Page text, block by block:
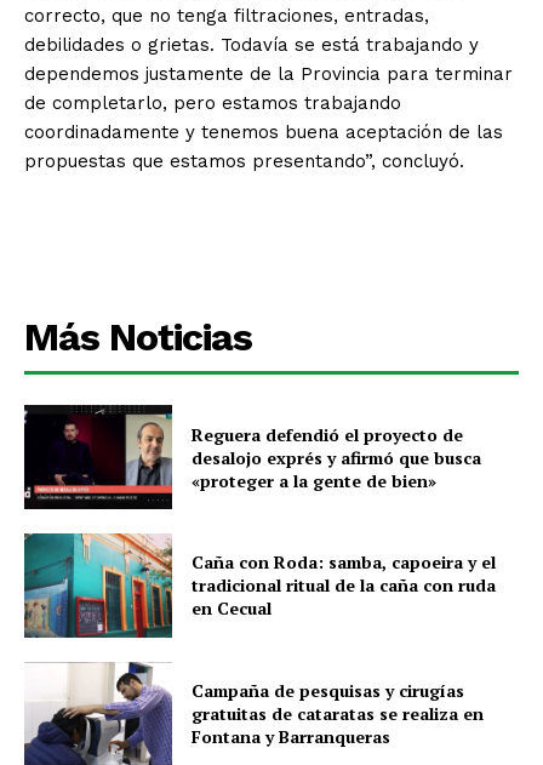
correcto, que no tenga filtraciones, entradas,
debilidades o grietas. Todavía se está trabajando y
dependemos justamente de la Provincia para terminar
de completarlo, pero estamos trabajando
coordinadamente y tenemos buena aceptación de las
propuestas que estamos presentando”, concluyó.
Más Noticias
Reguera defendió el proyecto de
desalojo exprés y afirmó que busca
«proteger a la gente de bien»
Caña con Roda: samba, capoeira y el
tradicional ritual de la caña con ruda
en Cecual
Campaña de pesquisas y cirugías
gratuitas de cataratas se realiza en
Fontana y Barranqueras